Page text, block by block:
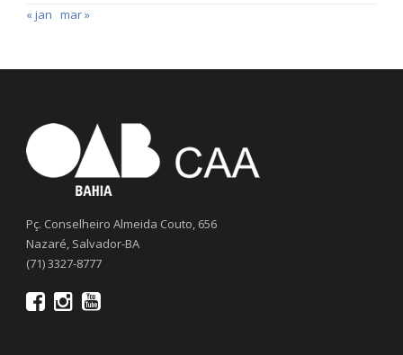
« jan mar »
Pç. Conselheiro Almeida Couto, 656
Nazaré, Salvador-BA
(71) 3327-8777